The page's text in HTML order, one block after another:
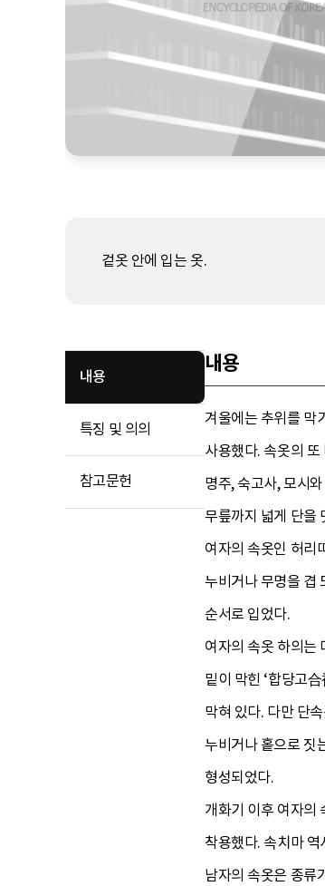
겉옷 안에 입는 옷.
내용
특징 및 의의
참고문헌
내용
겨울에는 추위를 막
사용했다. 속옷의
명주, 숙고사, 모시
무릎까지 넓게 단을
여자의 속옷인 허리
누비거나 무명을 겹
순서로 입었다.
여자의 속옷 하의는
밑이 막힌 ‘합당고
막혀 있다. 다만 단
누비거나 홑으로 짓
형성되었다.
개화기 이후 여자의
착용했다. 속치마
남자의 속옷은 종류